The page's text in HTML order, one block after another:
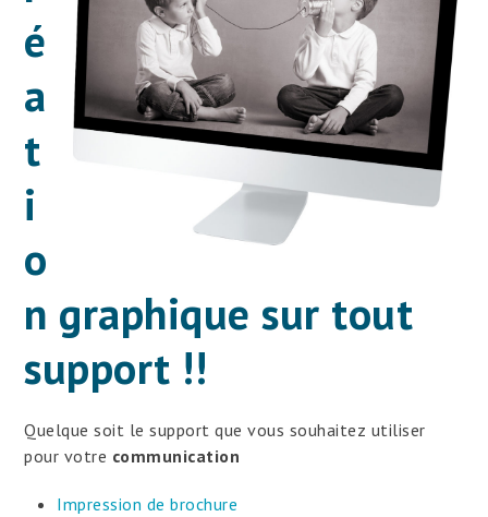
é
a
t
i
o
n graphique sur tout
support !!
Quelque soit le support que vous souhaitez utiliser
pour votre communication
Impression de brochure